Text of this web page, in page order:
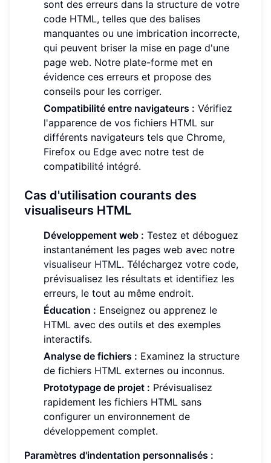
sont des erreurs dans la structure de votre
code HTML, telles que des balises
manquantes ou une imbrication incorrecte,
qui peuvent briser la mise en page d'une
page web. Notre plate-forme met en
évidence ces erreurs et propose des
conseils pour les corriger.
Compatibilité entre navigateurs : Vérifiez
l'apparence de vos fichiers HTML sur
différents navigateurs tels que Chrome,
Firefox ou Edge avec notre test de
compatibilité intégré.
Cas d'utilisation courants des
visualiseurs HTML
Développement web : Testez et déboguez
instantanément les pages web avec notre
visualiseur HTML. Téléchargez votre code,
prévisualisez les résultats et identifiez les
erreurs, le tout au même endroit.
Éducation : Enseignez ou apprenez le
HTML avec des outils et des exemples
interactifs.
Analyse de fichiers : Examinez la structure
de fichiers HTML externes ou inconnus.
Prototypage de projet : Prévisualisez
rapidement les fichiers HTML sans
configurer un environnement de
développement complet.
Paramètres d'indentation personnalisés :